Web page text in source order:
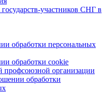
государств-участников СНГ в
обработки персональных
обработки cookie
профсоюзной организации
обработки